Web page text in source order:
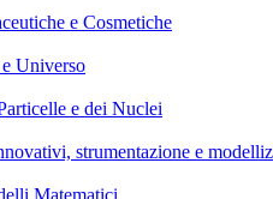
e Cosmetiche
Universo
e dei Nuclei
strumentazione e
Matematici